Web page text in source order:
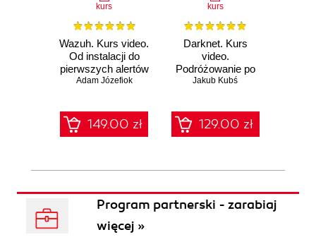
kurs
Wazuh. Kurs video.
Od instalacji do
pierwszych alertów
Adam Józefiok
149.00 zł
kurs
Darknet. Kurs
video.
Podróżowanie po
ciemnej stronie
Jakub Kubś
129.00 zł
Program partnerski - zarabiaj
więcej »